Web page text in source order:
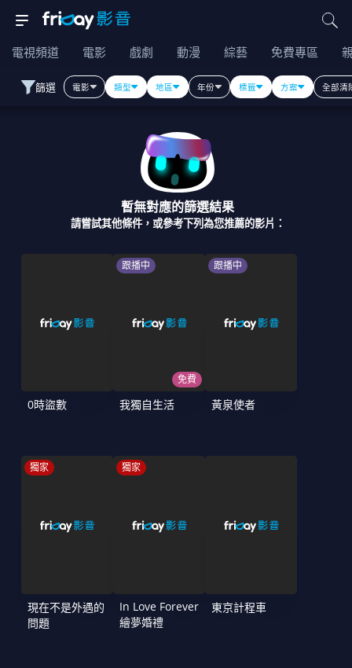
電視頻道 電影 戲劇 動漫 綜藝 免費專區
篩選 電影 類型 地區 年份 標籤 方案 全部清
暫無對應的篩選結果
請嘗試其他條件，或參考下列為您推薦的影片：
0時盜數
跟播中
免費
我獨自生活
跟播中
黃泉使者
獨家
現在不是外遇的
問題
獨家
In Love Forever
繪夢婚禮
東京計程車